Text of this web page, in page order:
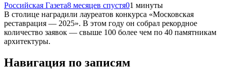
Российская Газета8 месяцев спустя01 минуты
В столице наградили лауреатов конкурса «Московская
реставрация — 2025». В этом году он собрал рекордное
количество заявок — свыше 100 более чем по 40 памятникам
архитектуры.
Навигация по записям